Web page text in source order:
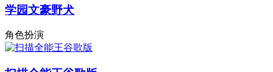
学园文豪野犬
角色扮演